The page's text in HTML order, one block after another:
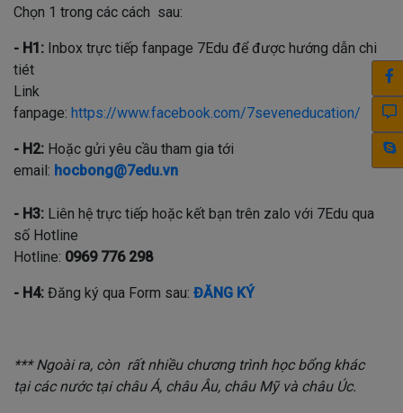
Chọn 1 trong các cách sau:
- H1: Inbox trực tiếp fanpage 7Edu để được hướng dẫn chi
tiét
Link
fanpage: https://www.facebook.com/7seveneducation/
- H2: Hoặc gửi yêu cầu tham gia tới
email: hocbong@7edu.vn
- H3: Liên hệ trực tiếp hoặc kết bạn trên zalo với 7Edu qua
số Hotline
Hotline: 0969 776 298
- H4: Đăng ký qua Form sau: ĐĂNG KÝ
*** Ngoài ra, còn rất nhiều chương trình học bổng khác
tại các nước tại châu Á, châu Âu, châu Mỹ và châu Úc.